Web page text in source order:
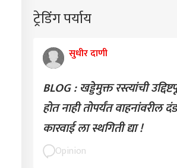
ट्रेडिंग पर्याय
सुधीर दाणी
BLOG : खड्डेमुक्त रस्त्यांची
होत नाही तोपर्यंत वाहनांवरील
कारवाई ला स्थगिती द्या !
Opinion